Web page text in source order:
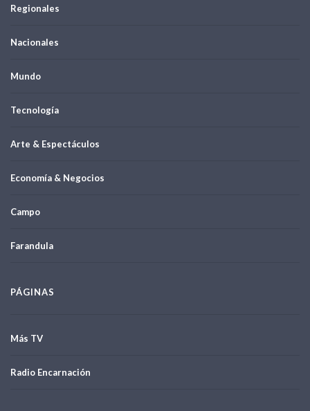
Regionales
Nacionales
Mundo
Tecnología
Arte & Espectáculos
Economía & Negocios
Campo
Farandula
PÁGINAS
Más TV
Radio Encarnación